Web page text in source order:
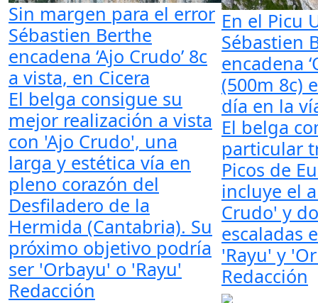
Sin margen para el error
Sébastien Berthe
encadena ‘Ajo Crudo’ 8c
a vista, en Cicera
El belga consigue su
mejor realización a vista
con 'Ajo Crudo', una
larga y estética vía en
pleno corazón del
Desfiladero de la
Hermida (Cantabria). Su
próximo objetivo podría
ser 'Orbayu' o 'Rayu'
Redacción
En el Picu
Sébastien
encadena
(500m 8c)
día en la
El belga
particular
Picos de
incluye el
Crudo' y
escaladas
'Rayu' y
Redacción